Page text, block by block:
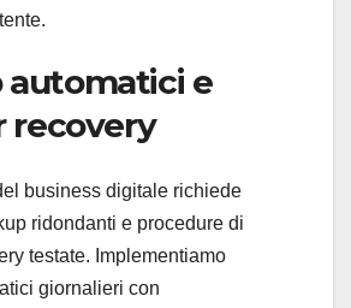
automatici e
recovery
business digitale richiede
ridondanti e procedure di
testate. Implementiamo
giornalieri con